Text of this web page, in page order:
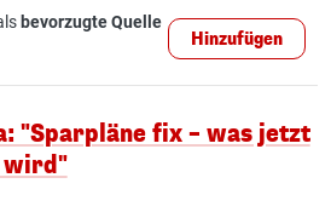
bevorzugte Quelle
Hinzufügen
"Sparpläne fix – was jetzt
wird"